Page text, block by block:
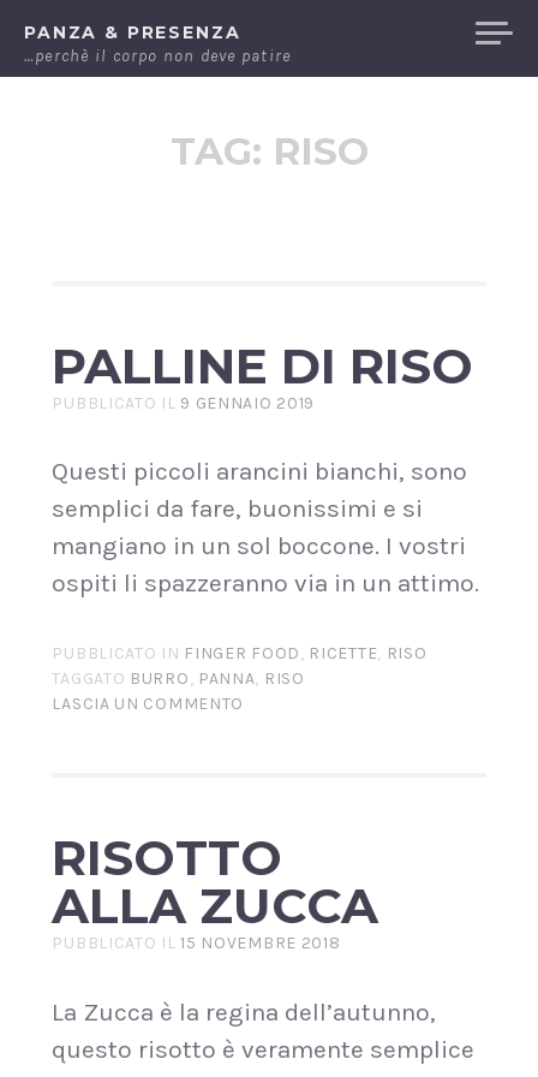
PANZA & PRESENZA
…perchè il corpo non deve patire
TAG: RISO
PALLINE DI RISO
PUBBLICATO IL 9 GENNAIO 2019
Questi piccoli arancini bianchi, sono
semplici da fare, buonissimi e si
mangiano in un sol boccone. I vostri
ospiti li spazzeranno via in un attimo.
PUBBLICATO IN FINGER FOOD, RICETTE, RISO
TAGGATO BURRO, PANNA, RISO
LASCIA UN COMMENTO
RISOTTO
ALLA ZUCCA
PUBBLICATO IL15 NOVEMBRE 2018
La Zucca è la regina dell’autunno,
questo risotto è veramente semplice